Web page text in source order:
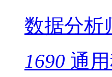
数据分析
1690 通